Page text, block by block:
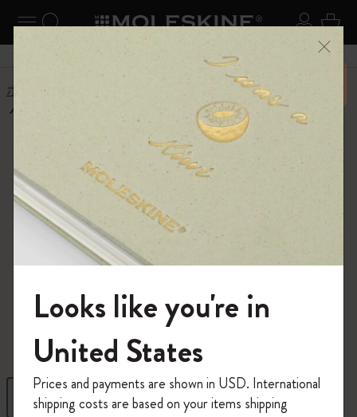
ナビゲーションの切替 ログ
検索 (キーワードなど) カ
6,500円以上のご購入で送料無料 メニ
ーを閉じる
ホーム
限定版ノートブック
ハリー・ポッターの呪文コレクション
ハリー・ポッター
の呪文コレクショ
ン
この暗闇で光るコレクションで、毎日魔法
をかけよう。
フィルター 並び替え
モレスキンの世界へようこそ
「WELCOME10」を入力すると、初回注
文が10%オフ＋送料無料になります。セ
Looks like you're in
United States
Prices and payments are shown in USD. International
shipping costs are based on your items shipping